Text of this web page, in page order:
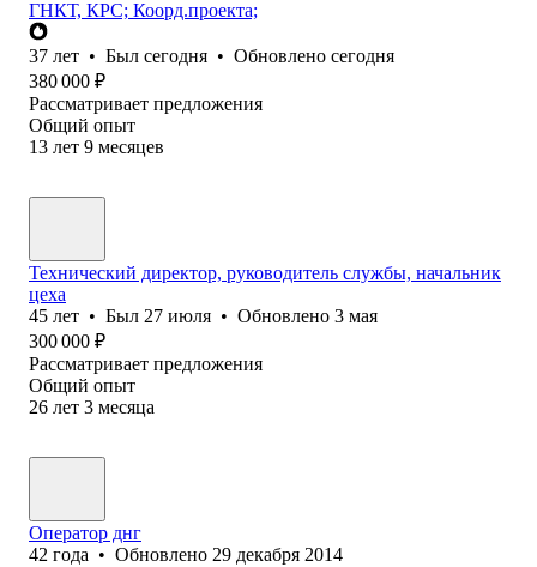
ГНКТ, КРС; Коорд.проекта;
37 лет • Был сегодня • Обновлено сегодня
380 000 ₽
Рассматривает предложения
Общий опыт
13 лет 9 месяцев
Технический директор, руководитель службы, начальник
цеха
45 лет • Был 27 июля • Обновлено 3 мая
300 000 ₽
Рассматривает предложения
Общий опыт
26 лет 3 месяца
Оператор днг
42 года • Обновлено 29 декабря 2014